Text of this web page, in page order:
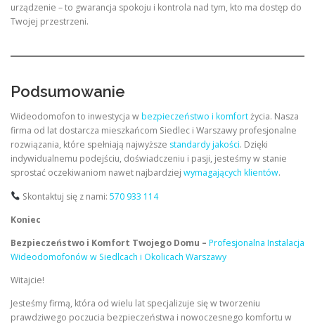
urządzenie – to gwarancja spokoju i kontrola nad tym, kto ma dostęp do
Twojej przestrzeni.
Podsumowanie
Wideodomofon to inwestycja wbezpieczeństwo i komfortżycia. Nasza
firma od lat dostarcza mieszkańcom Siedlec i Warszawy profesjonalne
rozwiązania, które spełniają najwyższe standardy jakości. Dzięki
indywidualnemu podejściu, doświadczeniu i pasji, jesteśmy w stanie
sprostać oczekiwaniom nawet najbardziej wymagających klientów.
Skontaktuj się z nami: 570 933 114
Koniec
Bezpieczeństwo i Komfort Twojego Domu – Profesjonalna Instalacja
Wideodomofonów w Siedlcach i Okolicach Warszawy
Witajcie!
Jesteśmy firmą, która od wielu lat specjalizuje się w tworzeniu
prawdziwego poczucia bezpieczeństwa i nowoczesnego komfortu w